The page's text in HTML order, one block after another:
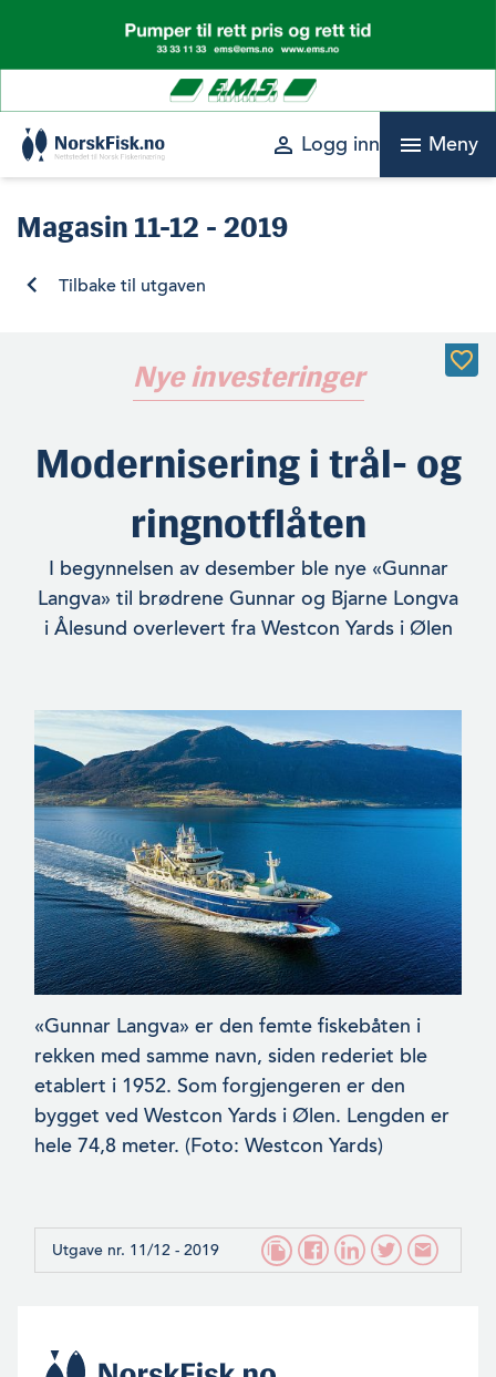
content
perm_identity Logg inn menu Meny
Magasin 11-12 - 2019
Tilbake til utgaven
Nye investeringer
Modernisering i trål- og
ringnotflåten
I begynnelsen av desember ble nye «Gunnar
Langva» til brødrene Gunnar og Bjarne Longva
i Ålesund overlevert fra Westcon Yards i Ølen
«Gunnar Langva» er den femte fiskebåten i
rekken med samme navn, siden rederiet ble
etablert i 1952. Som forgjengeren er den
bygget ved Westcon Yards i Ølen. Lengden er
hele 74,8 meter. (Foto: Westcon Yards)
Utgave nr. 11/12 - 2019